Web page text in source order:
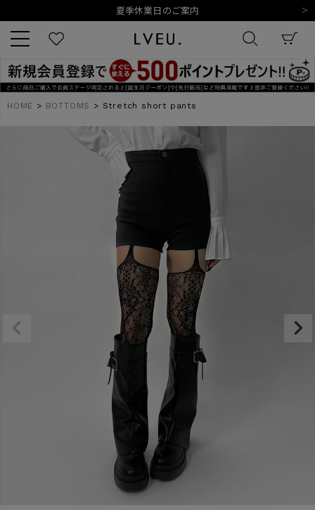
夏季休業日のご案内
10,000円以上ご購入で送料無料
夏季休業日のご案内
令和8年熊本地震の影響によるお荷物のお届けについて
キーワード
再入荷
ORIGINAL
HOME BOTTOMS Stretch short pants